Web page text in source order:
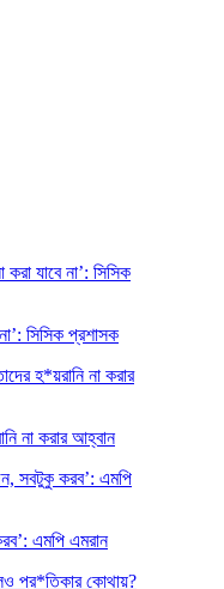
সিসিক প্রশাসক
না করার আহ্বান
এমপি এমরান